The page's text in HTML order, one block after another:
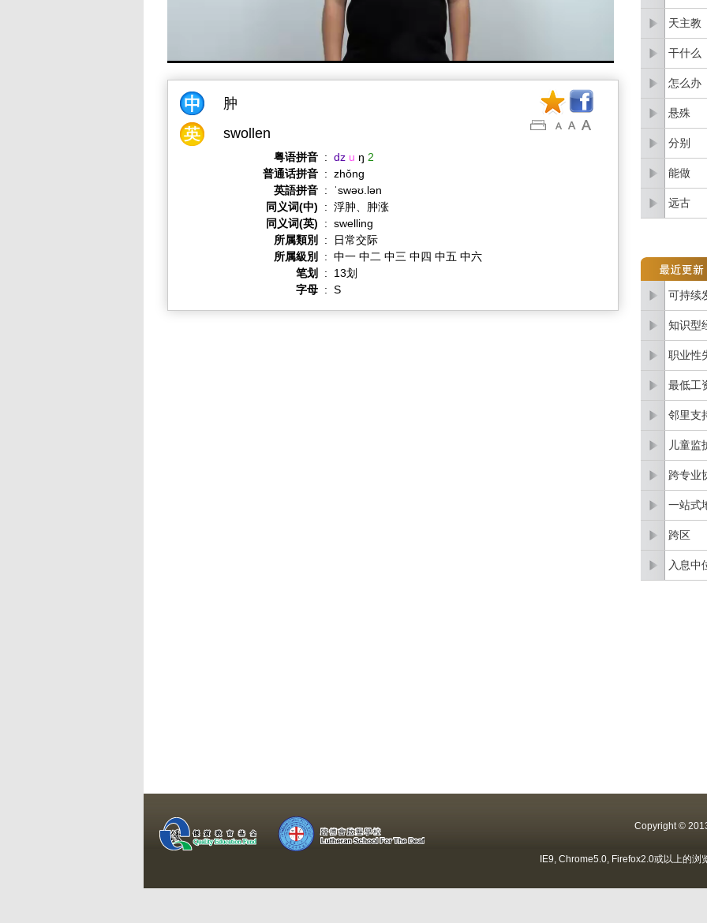
肿
swollen
粤语拼音 : dz u ŋ 2
普通话拼音 : zhǒng
英語拼音 :
ˈswəʊ.lən
同义词(中)
: 浮肿、肿涨
同义词(英)
: swelling
所属類別
:
日常交际
所属級別
: 中一 中二 中三 中四 中五 中六
笔划
:
13划
字母 : S
天主教
干什么
怎么办
悬殊
分别
能做
远古
可持续
知识型
职业性
最低工
邻里支
儿童监
跨专业
一站式
跨区
入息中
Copyright ©
IE9, Chrome5.0, Firefox2.0或以上的浏